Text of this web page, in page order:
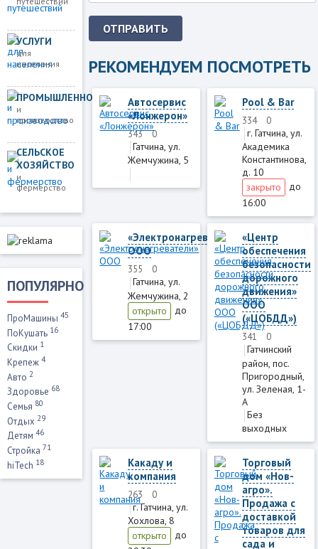
УСЛУГИ
для
населения
ПРОМЫШЛЕННОСТЬ
и
производство
СЕЛЬСКОЕ
ХОЗЯЙСТВО
и
фермерство
ПОПУЛЯРНО
ПроМашины 45
ПоКушать 16
Скидки 1
Крепеж 4
Авто 2
Здоровье 68
Семья 80
Отдых 29
Детям 46
Стройка 71
hiTech 18
ОТПРАВИТЬ
РЕКОМЕНДУЕМ ПОСМОТРЕТЬ
Автосервис
«Лонжерон»
343 0
Гатчина, ул.
Жемчужина, 5
Pool & Bar
334 0
г. Гатчина, ул.
Академика
Константинова,
д. 10
закрыто
до
16:00
«Электронагреватели»
ООО
355 0
Гатчина, ул.
Жемчужина, 2
открыто
до
17:00
«Центр
обеспечения
безопасности
дорожного
движения»
ООО
(«ЦОБДД»)
341 0
Гатчинский
район, пос.
Пригородный,
ул. Зеленая, 1-
А
Без
выходных
Какаду и
компания
263 0
г. Гатчина, ул.
Хохлова, 8
открыто
до
Торговый
дом «Нов-
агро».
Продажа с
доставкой
товаров для
сада и